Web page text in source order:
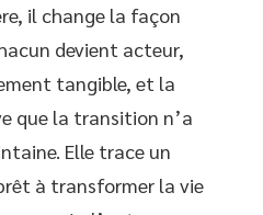
il change la façon
devient acteur,
tangible, et la
que la transition n’a
Elle trace un
à transformer la vie